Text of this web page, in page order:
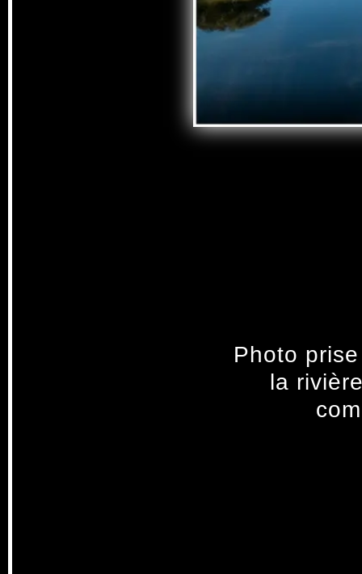
Photo
la